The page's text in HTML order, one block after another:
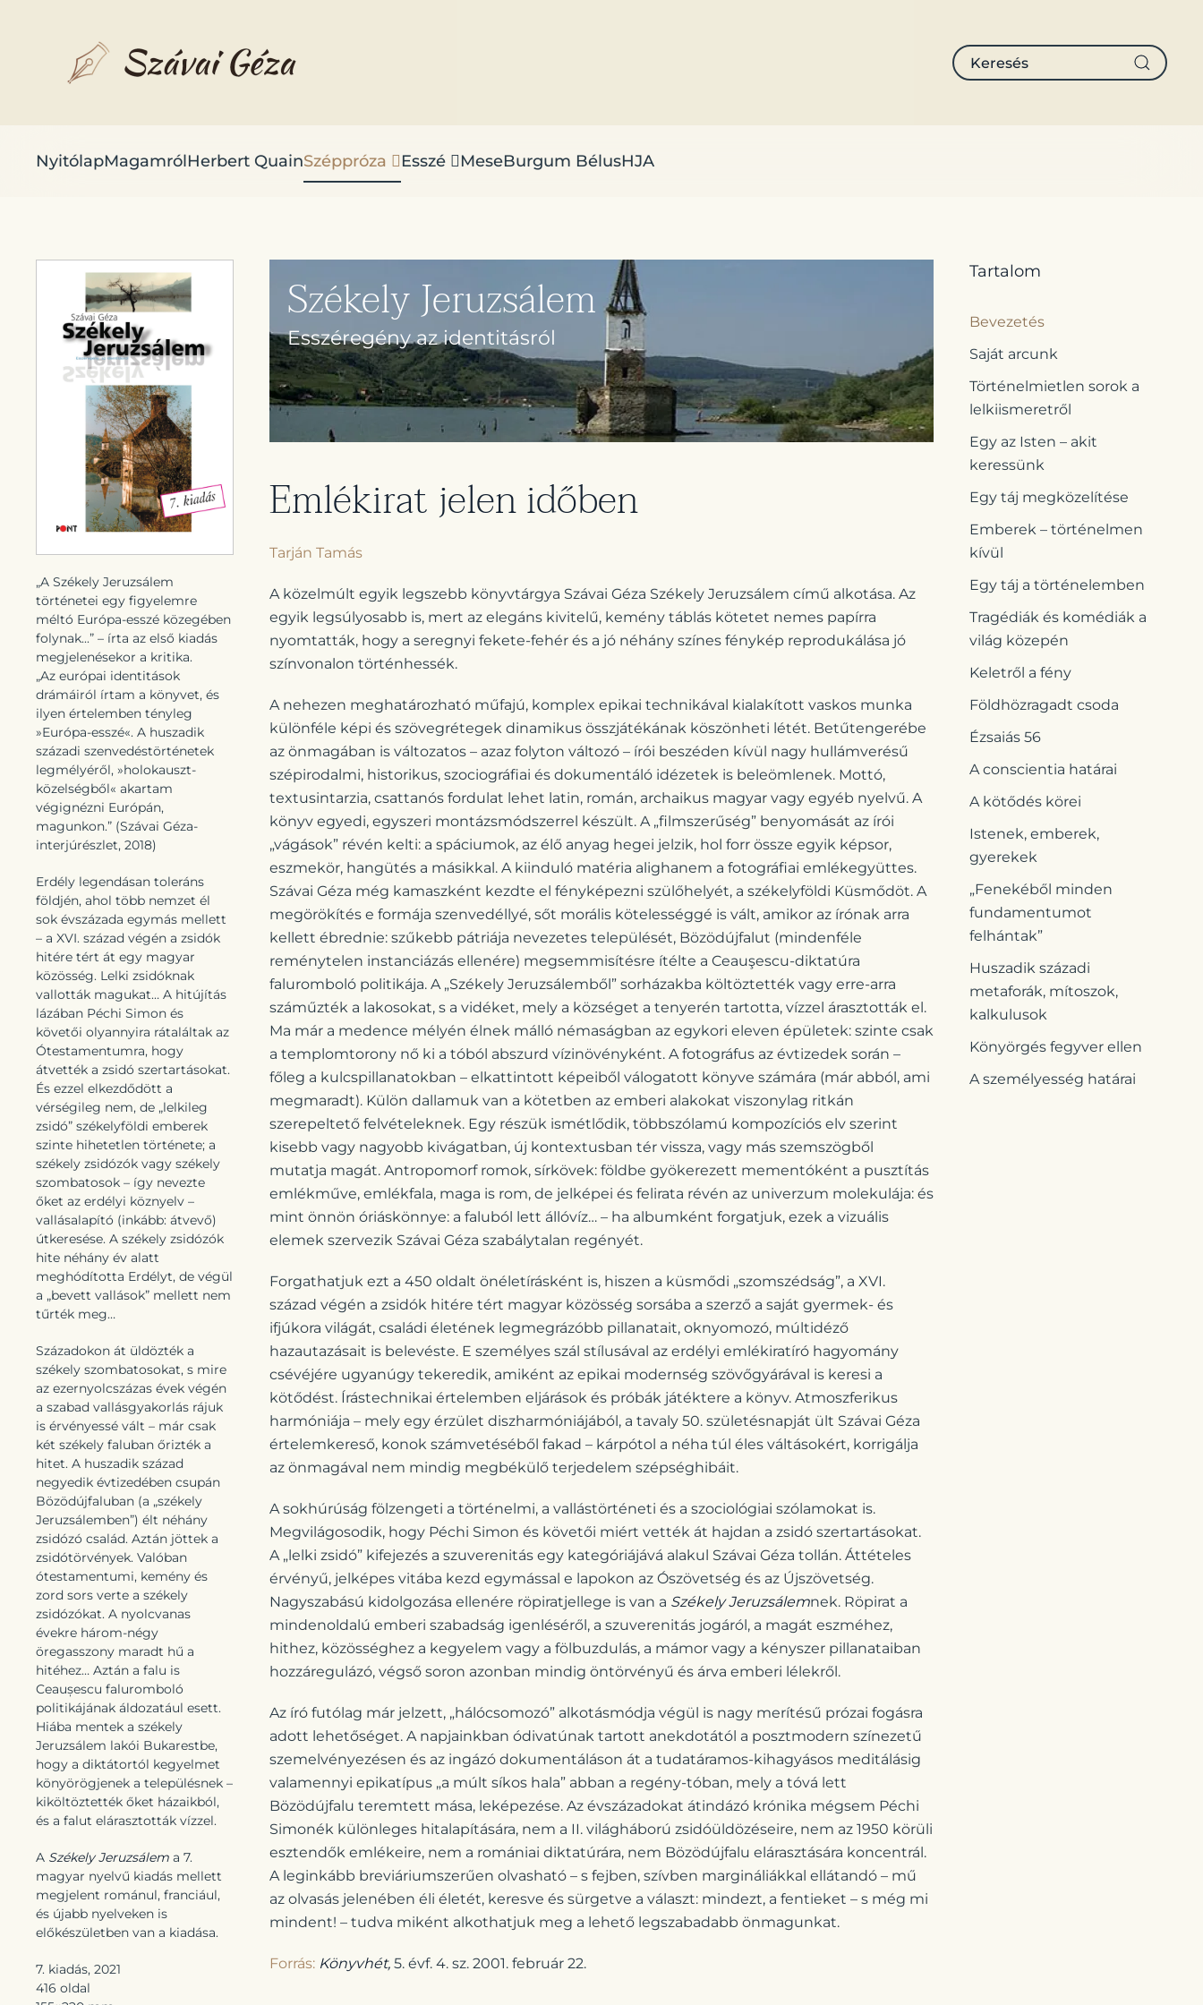
Fő tartalom átugrása
NyitólapMagamrólHerbert QuainSzéppróza Esszé MeseBurgum BélusHJA
„A Székely Jeruzsálem
történetei egy figyelemre
méltó Európa-esszé közegében
folynak...” – írta az első kiadás
megjelenésekor a kritika.
„Az európai identitások
drámáiról írtam a könyvet, és
ilyen értelemben tényleg
»Európa-esszé«. A huszadik
századi szenvedéstörténetek
legmélyéről, »holokauszt-
közelségből« akartam
végignézni Európán,
magunkon.” (Szávai Géza-
interjúrészlet, 2018)
Erdély legendásan toleráns
földjén, ahol több nemzet él
sok évszázada egymás mellett
– a XVI. század végén a zsidók
hitére tért át egy magyar
közösség. Lelki zsidóknak
vallották magukat… A hitújítás
lázában Péchi Simon és
követői olyannyira rátaláltak az
Ótestamentumra, hogy
átvették a zsidó szertartásokat.
És ezzel elkezdődött a
vérségileg nem, de „lelkileg
zsidó” székelyföldi emberek
szinte hihetetlen története; a
székely zsidózók vagy székely
szombatosok – így nevezte
őket az erdélyi köznyelv –
vallásalapító (inkább: átvevő)
útkeresése. A székely zsidózók
hite néhány év alatt
meghódította Erdélyt, de végül
a „bevett vallások” mellett nem
tűrték meg…
Századokon át üldözték a
székely szombatosokat, s mire
az ezernyolcszázas évek végén
a szabad vallásgyakorlás rájuk
is érvényessé vált – már csak
két székely faluban őrizték a
hitet. A huszadik század
negyedik évtizedében csupán
Bözödújfaluban (a „székely
Jeruzsálemben”) élt néhány
zsidózó család. Aztán jöttek a
zsidótörvények. Valóban
ótestamentumi, kemény és
zord sors verte a székely
zsidózókat. A nyolcvanas
évekre három-négy
öregasszony maradt hű a
hitéhez… Aztán a falu is
Ceaușescu faluromboló
politikájának áldozatául esett.
Hiába mentek a székely
Jeruzsálem lakói Bukarestbe,
hogy a diktátortól kegyelmet
könyörögjenek a településnek –
kiköltöztették őket házaikból,
és a falut elárasztották vízzel.
A Székely Jeruzsálem a 7.
magyar nyelvű kiadás mellett
megjelent románul, franciául,
és újabb nyelveken is
előkészületben van a kiadása.
7. kiadás, 2021
416 oldal
Székely Jeruzsálem
Esszéregény az identitásról
Emlékirat jelen időben
Tarján Tamás
A közelmúlt egyik legszebb könyvtárgya Szávai Géza Székely Jeruzsálem című alkotása. Az
egyik legsúlyosabb is, mert az elegáns kivitelű, kemény táblás kötetet nemes papírra
nyomtatták, hogy a seregnyi fekete-fehér és a jó néhány színes fénykép reprodukálása jó
színvonalon történhessék.
A nehezen meghatározható műfajú, komplex epikai technikával kialakított vaskos munka
különféle képi és szövegrétegek dinamikus összjátékának köszönheti létét. Betűtengerébe
az önmagában is változatos – azaz folyton változó – írói beszéden kívül nagy hullámverésű
szépirodalmi, historikus, szociográfiai és dokumentáló idézetek is beleömlenek. Mottó,
textusintarzia, csattanós fordulat lehet latin, román, archaikus magyar vagy egyéb nyelvű. A
könyv egyedi, egyszeri montázsmódszerrel készült. A „filmszerűség” benyomását az írói
„vágások” révén kelti: a spáciumok, az élő anyag hegei jelzik, hol forr össze egyik képsor,
eszmekör, hangütés a másikkal. A kiinduló matéria alighanem a fotográfiai emlékegyüttes.
Szávai Géza még kamaszként kezdte el fényképezni szülőhelyét, a székelyföldi Küsmődöt. A
megörökítés e formája szenvedéllyé, sőt morális kötelességgé is vált, amikor az írónak arra
kellett ébrednie: szűkebb pátriája nevezetes települését, Bözödújfalut (mindenféle
reménytelen instanciázás ellenére) megsemmisítésre ítélte a Ceauşescu-diktatúra
faluromboló politikája. A „Székely Jeruzsálemből” sorházakba költöztették vagy erre-arra
száműzték a lakosokat, s a vidéket, mely a községet a tenyerén tartotta, vízzel árasztották el.
Ma már a medence mélyén élnek málló némaságban az egykori eleven épületek: szinte csak
a templomtorony nő ki a tóból abszurd vízinövényként. A fotográfus az évtizedek során –
főleg a kulcspillanatokban – elkattintott képeiből válogatott könyve számára (már abból, ami
megmaradt). Külön dallamuk van a kötetben az emberi alakokat viszonylag ritkán
szerepeltető felvételeknek. Egy részük ismétlődik, többszólamú kompozíciós elv szerint
kisebb vagy nagyobb kivágatban, új kontextusban tér vissza, vagy más szemszögből
mutatja magát. Antropomorf romok, sírkövek: földbe gyökerezett mementóként a pusztítás
emlékműve, emlékfala, maga is rom, de jelképei és felirata révén az univerzum molekulája: és
mint önnön óriáskönnye: a faluból lett állóvíz… – ha albumként forgatjuk, ezek a vizuális
elemek szervezik Szávai Géza szabálytalan regényét.
Forgathatjuk ezt a 450 oldalt önéletírásként is, hiszen a küsmődi „szomszédság”, a XVI.
század végén a zsidók hitére tért magyar közösség sorsába a szerző a saját gyermek- és
ifjúkora világát, családi életének legmegrázóbb pillanatait, oknyomozó, múltidéző
hazautazásait is belevéste. E személyes szál stílusával az erdélyi emlékiratíró hagyomány
csévéjére ugyanúgy tekeredik, amiként az epikai modernség szövőgyárával is keresi a
kötődést. Írástechnikai értelemben eljárások és próbák játéktere a könyv. Atmoszferikus
harmóniája – mely egy érzület diszharmóniájából, a tavaly 50. születésnapját ült Szávai Géza
értelemkereső, konok számvetéséből fakad – kárpótol a néha túl éles váltásokért, korrigálja
az önmagával nem mindig megbékülő terjedelem szépséghibáit.
A sokhúrúság fölzengeti a történelmi, a vallástörténeti és a szociológiai szólamokat is.
Megvilágosodik, hogy Péchi Simon és követői miért vették át hajdan a zsidó szertartásokat.
A „lelki zsidó” kifejezés a szuverenitás egy kategóriájává alakul Szávai Géza tollán. Áttételes
érvényű, jelképes vitába kezd egymással e lapokon az Ószövetség és az Újszövetség.
Nagyszabású kidolgozása ellenére röpiratjellege is van a Székely Jeruzsálemnek. Röpirat a
mindenoldalú emberi szabadság igenléséről, a szuverenitás jogáról, a magát eszméhez,
hithez, közösséghez a kegyelem vagy a fölbuzdulás, a mámor vagy a kényszer pillanataiban
hozzáregulázó, végső soron azonban mindig öntörvényű és árva emberi lélekről.
Az író futólag már jelzett, „hálócsomozó” alkotásmódja végül is nagy merítésű prózai fogásra
adott lehetőséget. A napjainkban ódivatúnak tartott anekdotától a posztmodern színezetű
szemelvényezésen és az ingázó dokumentáláson át a tudatáramos-kihagyásos meditálásig
valamennyi epikatípus „a múlt síkos hala” abban a regény-tóban, mely a tóvá lett
Bözödújfalu teremtett mása, leképezése. Az évszázadokat átindázó krónika mégsem Péchi
Simonék különleges hitalapítására, nem a II. világháború zsidóüldözéseire, nem az 1950 körüli
esztendők emlékeire, nem a romániai diktatúrára, nem Bözödújfalu elárasztására koncentrál.
A leginkább breviáriumszerűen olvasható – s fejben, szívben margináliákkal ellátandó – mű
az olvasás jelenében éli életét, keresve és sürgetve a választ: mindezt, a fentieket – s még mi
mindent! – tudva miként alkothatjuk meg a lehető legszabadabb önmagunkat.
Forrás: Könyvhét,5. évf. 4. sz. 2001. február 22.
Tartalom
Bevezetés
Saját arcunk
Történelmietlen sorok a
lelkiismeretről
Egy az Isten – akit
keressünk
Egy táj megközelítése
Emberek – történelmen
kívül
Egy táj a történelemben
Tragédiák és komédiák a
világ közepén
Keletről a fény
Földhözragadt csoda
Ézsaiás 56
A conscientia határai
A kötődés körei
Istenek, emberek,
gyerekek
„Fenekéből minden
fundamentumot
felhántak”
Huszadik századi
metaforák, mítoszok,
kalkulusok
Könyörgés fegyver ellen
A személyesség határai